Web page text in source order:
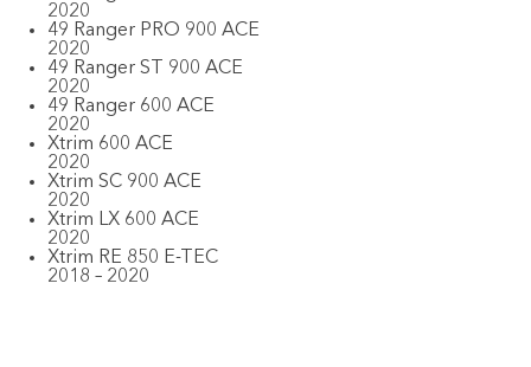
2020
49 Ranger PRO 900 ACE
2020
49 Ranger ST 900 ACE
2020
49 Ranger 600 ACE
2020
Xtrim 600 ACE
2020
Xtrim SC 900 ACE
2020
Xtrim LX 600 ACE
2020
Xtrim RE 850 E-TEC
2018 – 2020